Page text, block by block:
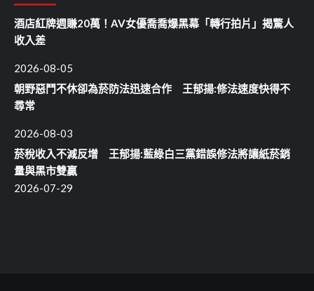
酒店紅牌週賺20萬！AV女優喬喬爆黑幕「轉行拍片」揭驚人
收入差
2026-08-05
朝野惡鬥不休卻為菸防法迅速合作 王郁揚:修法速度快得不
尋常
2026-08-03
菸稅收入不減反增 王郁揚:藍綠白三黨錯誤修法將讓紙菸銷
量與黑市雙贏
2026-07-29